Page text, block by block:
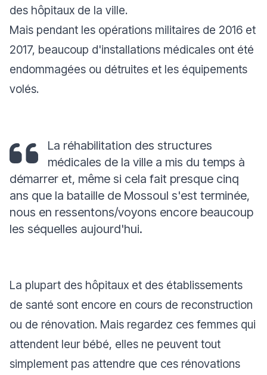
des hôpitaux de la ville.
Mais pendant les opérations militaires de 2016 et
2017, beaucoup d'installations médicales ont été
endommagées ou détruites et les équipements
volés.
La réhabilitation des structures
médicales de la ville a mis du temps à
démarrer et, même si cela fait presque cinq
ans que la bataille de Mossoul s'est terminée,
nous en ressentons/voyons encore beaucoup
les séquelles aujourd'hui.
La plupart des hôpitaux et des établissements
de santé sont encore en cours de reconstruction
ou de rénovation. Mais regardez ces femmes qui
attendent leur bébé, elles ne peuvent tout
simplement pas attendre que ces rénovations